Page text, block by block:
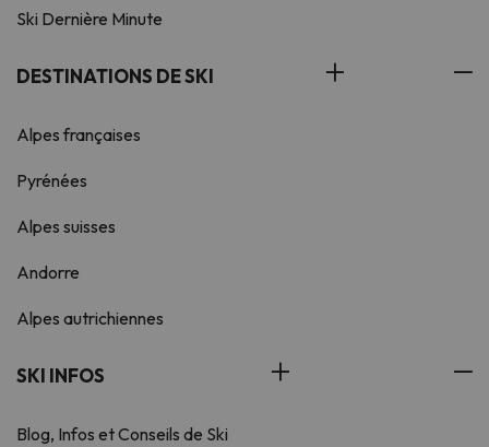
Ski Dernière Minute
DESTINATIONS DE SKI
Alpes françaises
Pyrénées
Alpes suisses
Andorre
Alpes autrichiennes
SKI INFOS
Blog, Infos et Conseils de Ski